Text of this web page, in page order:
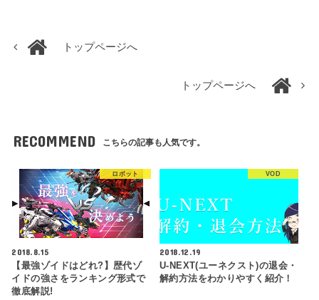
トップページへ
トップページへ
RECOMMEND こちらの記事も人気です。
ロボット
2018.8.15
【最強ゾイドはどれ?】歴代ゾ
イドの強さをランキング形式で
徹底解説!
VOD
2018.12.19
U-NEXT(ユーネクスト)の退会・
解約方法をわかりやすく紹介！